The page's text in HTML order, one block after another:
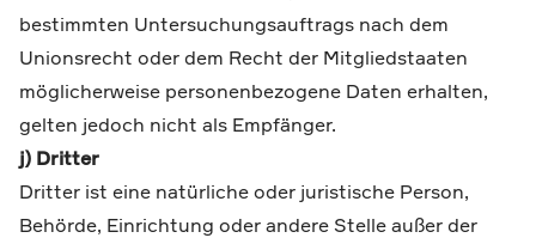
bestimmten Untersuchungsauftrags nach dem
Unionsrecht oder dem Recht der Mitgliedstaaten
möglicherweise personenbezogene Daten erhalten,
gelten jedoch nicht als Empfänger.
j) Dritter
Dritter ist eine natürliche oder juristische Person,
Behörde, Einrichtung oder andere Stelle außer der